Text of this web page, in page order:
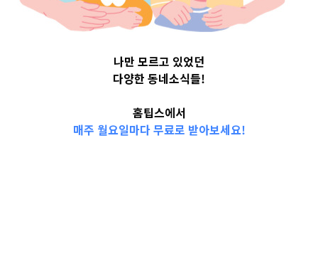
나만 모르고 있었던
다양한 동네소식들!
홈팁스에서
매주 월요일마다 무료로 받아보세요!